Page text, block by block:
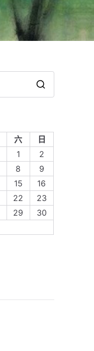
r
c
h
f
o
r
:
六
日
1
2
8
9
15
16
22
23
29
30